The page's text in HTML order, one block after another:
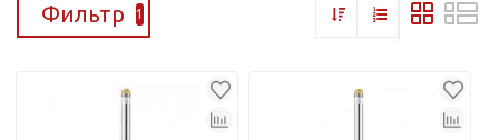
Фильтр 1